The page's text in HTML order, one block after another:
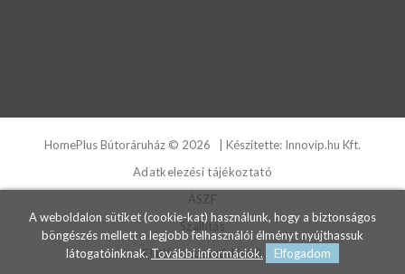
HomePlus Bútoráruház © 2026 | Készítette: Innovip.hu Kft.
Adatkelezési tájékoztató
ÁSZF
Szállítás
Elállás a szerződéstől
A weboldalon sütiket (cookie-kat) használunk, hogy a biztonságos
böngészés mellett a legjobb felhasználói élményt nyújthassuk
látogatóinknak.További információk. Elfogadom